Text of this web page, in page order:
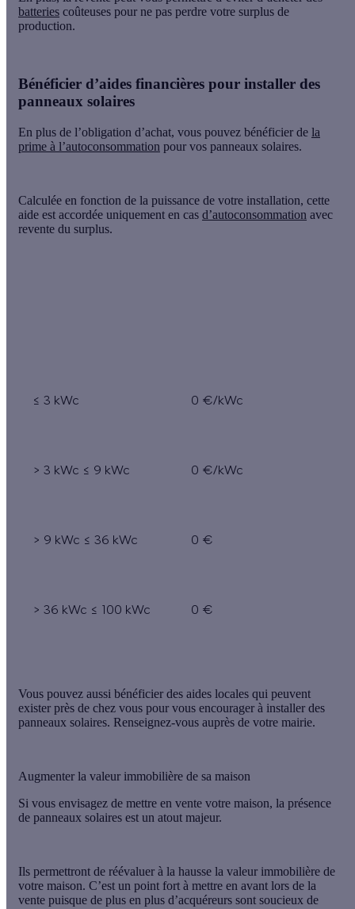
batteries coûteuses pour ne pas perdre votre surplus de
production.
Bénéficier d’aides financières pour installer des
panneaux solaires
En plus de l’obligation d’achat, vous pouvez bénéficier de la
prime à l’autoconsommation pour vos panneaux solaires.
Calculée en fonction de la puissance de votre installation, cette
aide est accordée uniquement en cas d’autoconsommation avec
revente du surplus.
≤ 3 kWc 0 €/kWc
> 3 kWc ≤ 9 kWc 0 €/kWc
> 9 kWc ≤ 36 kWc 0 €
> 36 kWc ≤ 100 kWc 0 €
Vous pouvez aussi bénéficier des aides locales qui peuvent
exister près de chez vous pour vous encourager à installer des
panneaux solaires. Renseignez-vous auprès de votre mairie.
Augmenter la valeur immobilière de sa maison
Si vous envisagez de mettre en vente votre maison, la présence
de panneaux solaires est un atout majeur.
Ils permettront de réévaluer à la hausse la valeur immobilière de
votre maison. C’est un point fort à mettre en avant lors de la
vente puisque de plus en plus d’acquéreurs sont soucieux de